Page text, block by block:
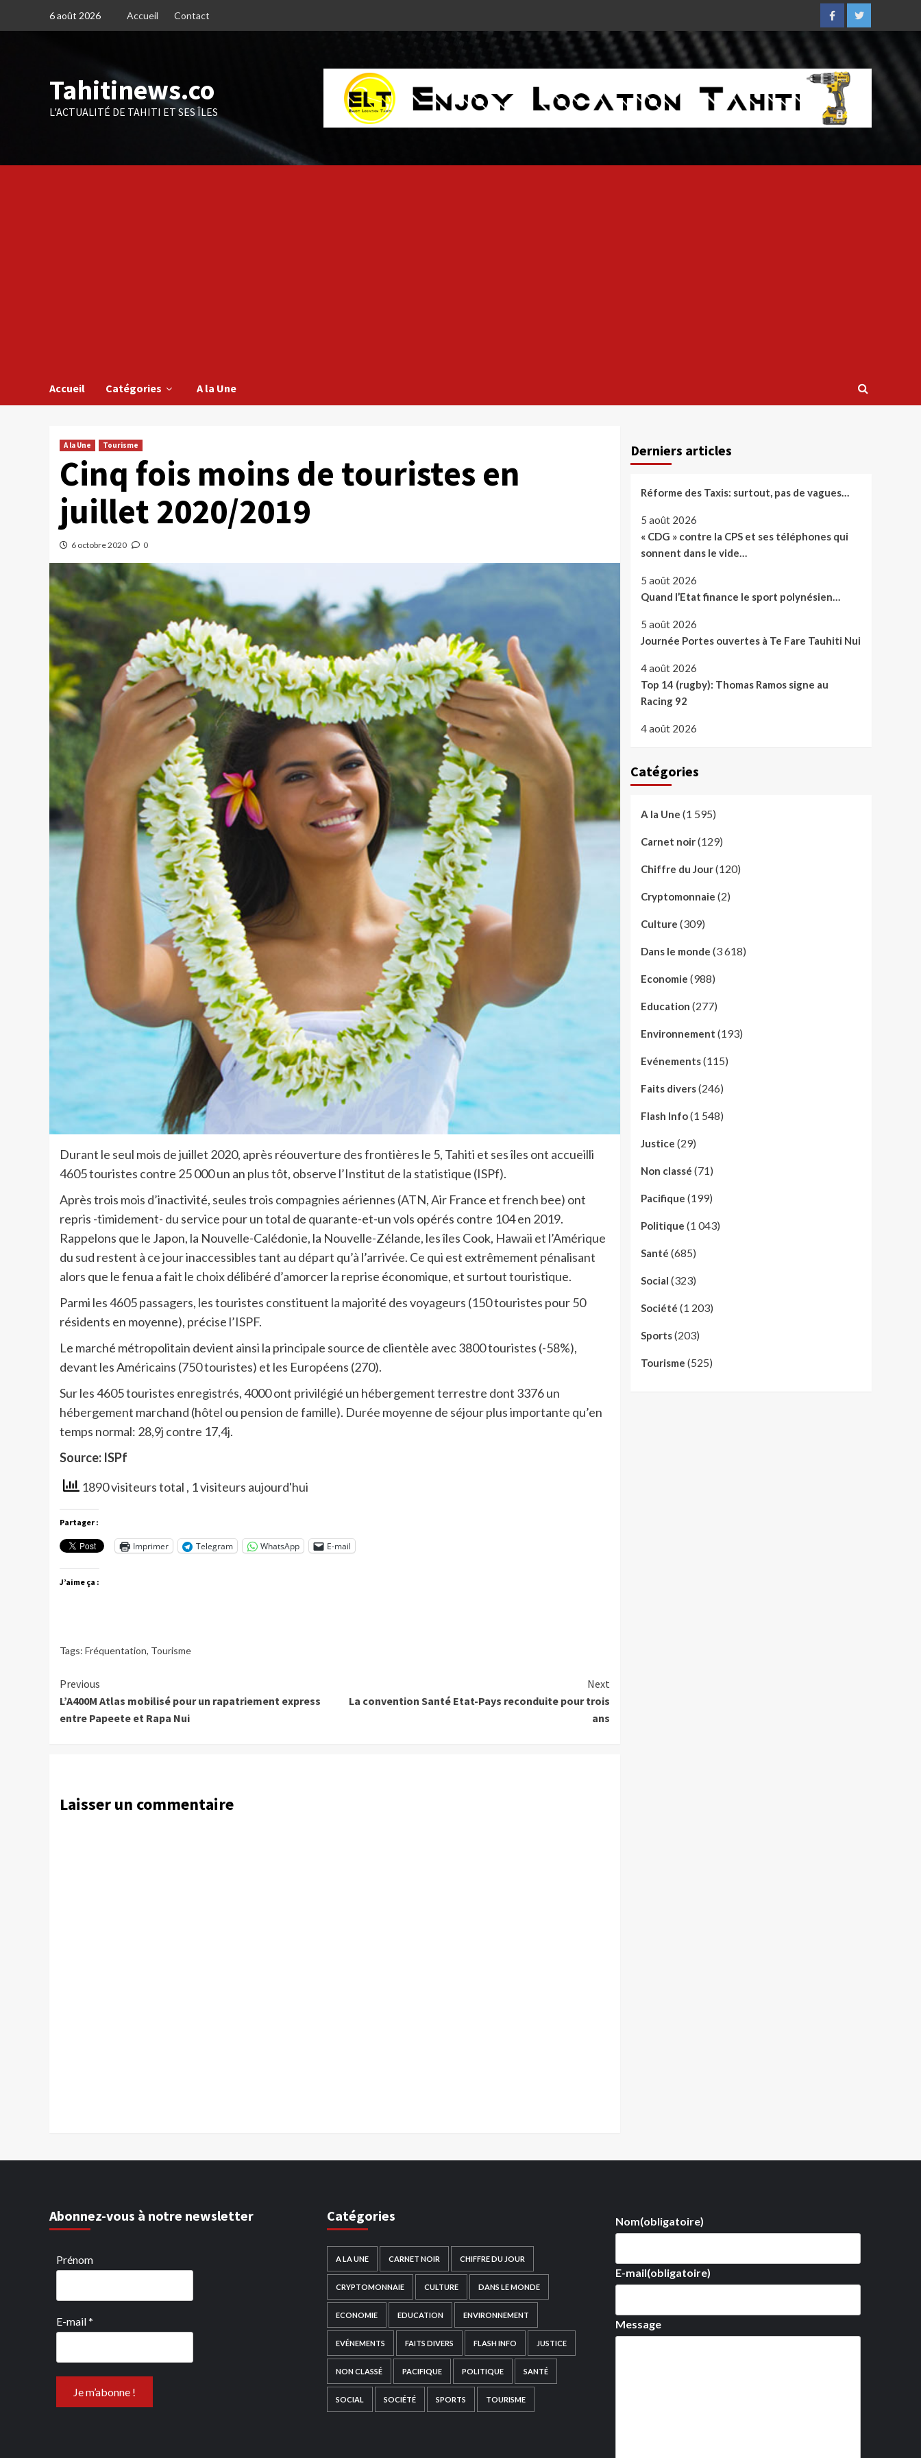
6 août 2026 Accueil Contact
FacebookTwitter
Tahitinews.co
L'ACTUALITÉ DE TAHITI ET SES ÎLES
Accueil Catégories A la Une
A la Une Tourisme
Cinq fois moins de touristes en
juillet 2020/2019
6 octobre 2020 0
Durant le seul mois de juillet 2020, après réouverture des frontières le 5, Tahiti et ses îles ont accueilli
4605 touristes contre 25 000 un an plus tôt, observe l’Institut de la statistique (ISPf).
Après trois mois d’inactivité, seules trois compagnies aériennes (ATN, Air France et french bee) ont
repris -timidement- du service pour un total de quarante-et-un vols opérés contre 104 en 2019.
Rappelons que le Japon, la Nouvelle-Calédonie, la Nouvelle-Zélande, les îles Cook, Hawaii et l’Amérique
du sud restent à ce jour inaccessibles tant au départ qu’à l’arrivée. Ce qui est extrêmement pénalisant
alors que le fenua a fait le choix délibéré d’amorcer la reprise économique, et surtout touristique.
Parmi les 4605 passagers, les touristes constituent la majorité des voyageurs (150 touristes pour 50
résidents en moyenne), précise l’ISPF.
Le marché métropolitain devient ainsi la principale source de clientèle avec 3800 touristes (-58%),
devant les Américains (750 touristes) et les Européens (270).
Sur les 4605 touristes enregistrés, 4000 ont privilégié un hébergement terrestre dont 3376 un
hébergement marchand (hôtel ou pension de famille). Durée moyenne de séjour plus importante qu’en
temps normal: 28,9j contre 17,4j.
Source: ISPf
1890 visiteurs total , 1 visiteurs aujourd'hui
Partager :
Imprimer Telegram WhatsApp E-mail
J’aime ça :
Tags: Fréquentation, Tourisme
Continue
Reading
Previous
L’A400M Atlas mobilisé pour un rapatriement express
entre Papeete et Rapa Nui
Next
La convention Santé Etat-Pays reconduite pour trois
ans
Laisser un commentaire
Derniers articles
Réforme des Taxis: surtout, pas de vagues…
5 août 2026
« CDG » contre la CPS et ses téléphones qui
sonnent dans le vide…
5 août 2026
Quand l’Etat finance le sport polynésien…
5 août 2026
Journée Portes ouvertes à Te Fare Tauhiti Nui
4 août 2026
Top 14 (rugby): Thomas Ramos signe au
Racing 92
4 août 2026
Catégories
A la Une (1 595)
Carnet noir(129)
Chiffre du Jour(120)
Cryptomonnaie (2)
Culture (309)
Dans le monde (3 618)
Economie (988)
Education (277)
Environnement (193)
Evénements(115)
Faits divers(246)
Flash Info(1 548)
Justice (29)
Non classé (71)
Pacifique (199)
Politique (1 043)
Santé (685)
Social (323)
Société (1 203)
Sports(203)
Tourisme (525)
Abonnez-vous à notre newsletter
Prénom
E-mail*
Catégories
A LA UNE CARNET NOIR CHIFFRE DU JOUR
CRYPTOMONNAIE CULTURE DANS LE MONDE
ECONOMIE EDUCATION ENVIRONNEMENT
EVÉNEMENTS FAITS DIVERS FLASH INFO JUSTICE
NON CLASSÉ PACIFIQUE POLITIQUE SANTÉ
SOCIAL SOCIÉTÉ SPORTS TOURISME
Nom(obligatoire)
E-mail(obligatoire)
Message